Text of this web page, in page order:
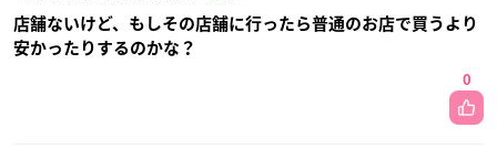
店舗ないけど、もしその店舗に行ったら普通のお店で買うより
安かったりするのかな？
0